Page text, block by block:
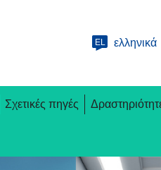
EL ελληνικά
Σχετικές πηγές